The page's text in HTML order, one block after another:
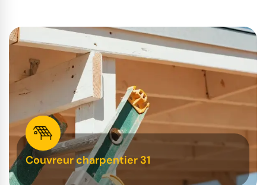
Couvreur charpentier 31